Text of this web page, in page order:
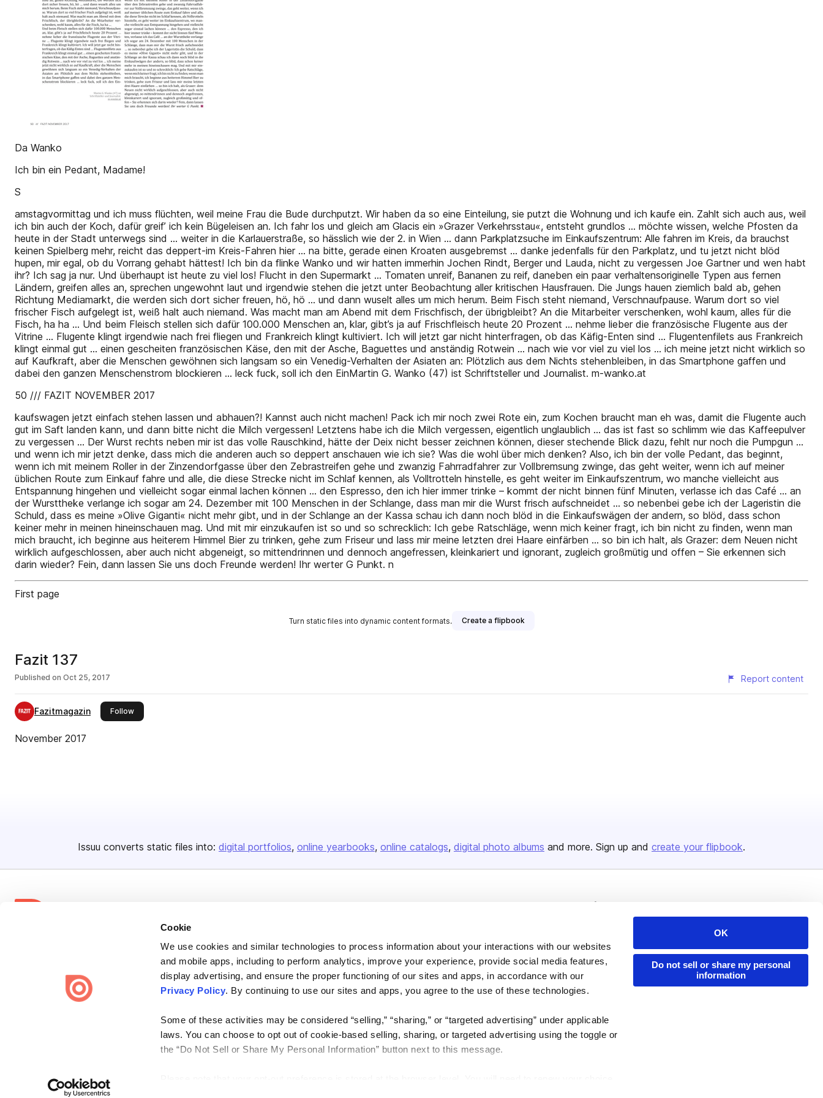
Cookie
We use cookies and similar technologies to process information about your interactions with our websites
and mobile apps, including to perform analytics, improve your experience, provide social media features,
display advertising, and ensure the proper functioning of our sites and apps, in accordance with our
Privacy Policy. By continuing to use our sites and apps, you agree to the use of these technologies.
Some of these activities may be considered “selling,” “sharing,” or “targeted advertising” under applicable
laws. You can choose to opt out of cookie-based selling, sharing, or targeted advertising using the toggle or
the “Do Not Sell or Share My Personal Information” button next to this message.
OK
Do not sell or share my personal
information
Da Wanko
Ich bin ein Pedant, Madame!
S
amstagvormittag und ich muss flüchten, weil meine Frau die Bude durchputzt. Wir haben da so eine Einteilung, sie putzt die Wohnung und ich kaufe ein. Zahlt sich auch aus, weil
ich bin auch der Koch, dafür greif’ ich kein Bügeleisen an. Ich fahr los und gleich am Glacis ein »Grazer Verkehrsstau«, entsteht grundlos … möchte wissen, welche Pfosten da
heute in der Stadt unterwegs sind … weiter in die Karlauerstraße, so hässlich wie der 2. in Wien … dann Parkplatzsuche im Einkaufszentrum: Alle fahren im Kreis, da brauchst
keinen Spielberg mehr, reicht das deppert-im Kreis-Fahren hier … na bitte, gerade einen Kroaten ausgebremst … danke jedenfalls für den Parkplatz, und tu jetzt nicht blöd
hupen, mir egal, ob du Vorrang gehabt hättest! Ich bin da flinke Wanko und wir hatten immerhin Jochen Rindt, Berger und Lauda, nicht zu vergessen Joe Gartner und wen habt
ihr? Ich sag ja nur. Und überhaupt ist heute zu viel los! Flucht in den Supermarkt … Tomaten unreif, Bananen zu reif, daneben ein paar verhaltensoriginelle Typen aus fernen
Ländern, greifen alles an, sprechen ungewohnt laut und irgendwie stehen die jetzt unter Beobachtung aller kritischen Hausfrauen. Die Jungs hauen ziemlich bald ab, gehen
Richtung Mediamarkt, die werden sich dort sicher freuen, hö, hö … und dann wuselt alles um mich herum. Beim Fisch steht niemand, Verschnaufpause. Warum dort so viel
frischer Fisch aufgelegt ist, weiß halt auch niemand. Was macht man am Abend mit dem Frischfisch, der übrigbleibt? An die Mitarbeiter verschenken, wohl kaum, alles für die
Fisch, ha ha … Und beim Fleisch stellen sich dafür 100.000 Menschen an, klar, gibt’s ja auf Frischfleisch heute 20 Prozent … nehme lieber die französische Flugente aus der
Vitrine … Flugente klingt irgendwie nach frei fliegen und Frankreich klingt kultiviert. Ich will jetzt gar nicht hinterfragen, ob das Käfig-Enten sind … Flugentenfilets aus Frankreich
klingt einmal gut … einen gescheiten französischen Käse, den mit der Asche, Baguettes und anständig Rotwein ... nach wie vor viel zu viel los … ich meine jetzt nicht wirklich so
auf Kaufkraft, aber die Menschen gewöhnen sich langsam so ein Venedig-Verhalten der Asiaten an: Plötzlich aus dem Nichts stehenbleiben, in das Smartphone gaffen und
dabei den ganzen Menschenstrom blockieren … leck fuck, soll ich den EinMartin G. Wanko (47) ist Schriftsteller und Journalist. m-wanko.at
50 /// FAZIT NOVEMBER 2017
kaufswagen jetzt einfach stehen lassen und abhauen?! Kannst auch nicht machen! Pack ich mir noch zwei Rote ein, zum Kochen braucht man eh was, damit die Flugente auch
gut im Saft landen kann, und dann bitte nicht die Milch vergessen! Letztens habe ich die Milch vergessen, eigentlich unglaublich … das ist fast so schlimm wie das Kaffeepulver
zu vergessen … Der Wurst rechts neben mir ist das volle Rauschkind, hätte der Deix nicht besser zeichnen können, dieser stechende Blick dazu, fehlt nur noch die Pumpgun …
und wenn ich mir jetzt denke, dass mich die anderen auch so deppert anschauen wie ich sie? Was die wohl über mich denken? Also, ich bin der volle Pedant, das beginnt,
wenn ich mit meinem Roller in der Zinzendorfgasse über den Zebrastreifen gehe und zwanzig Fahrradfahrer zur Vollbremsung zwinge, das geht weiter, wenn ich auf meiner
üblichen Route zum Einkauf fahre und alle, die diese Strecke nicht im Schlaf kennen, als Volltrotteln hinstelle, es geht weiter im Einkaufszentrum, wo manche vielleicht aus
Entspannung hingehen und vielleicht sogar einmal lachen können … den Espresso, den ich hier immer trinke – kommt der nicht binnen fünf Minuten, verlasse ich das Café … an
der Wursttheke verlange ich sogar am 24. Dezember mit 100 Menschen in der Schlange, dass man mir die Wurst frisch aufschneidet … so nebenbei gebe ich der Lageristin die
Schuld, dass es meine »Olive Giganti« nicht mehr gibt, und in der Schlange an der Kassa schau ich dann noch blöd in die Einkaufswägen der andern, so blöd, dass schon
keiner mehr in meinen hineinschauen mag. Und mit mir einzukaufen ist so und so schrecklich: Ich gebe Ratschläge, wenn mich keiner fragt, ich bin nicht zu finden, wenn man
mich braucht, ich beginne aus heiterem Himmel Bier zu trinken, gehe zum Friseur und lass mir meine letzten drei Haare einfärben … so bin ich halt, als Grazer: dem Neuen nicht
wirklich aufgeschlossen, aber auch nicht abgeneigt, so mittendrinnen und dennoch angefressen, kleinkariert und ignorant, zugleich großmütig und offen – Sie erkennen sich
darin wieder? Fein, dann lassen Sie uns doch Freunde werden! Ihr werter G Punkt. n
First page
Turn static files into dynamic content formats. Create a flipbook
Fazit 137
Published on Oct 25, 2017 Report content
Fazitmagazin Followthis publisher
November 2017
Issuu converts static files into: digital portfolios online yearbooks online catalogs digital photo albums and more. Sign up and create your flipbook.
share everywhere.
Issuu turns PDFs and other files into interactive flipbooks and
engaging content for every channel.
Careers
Plans & Pricing
Issuu Platform
Features
Flipbook
Industries
Redeem Code
Privacy Law Enforcement